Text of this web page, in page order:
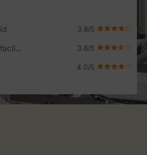
Spa- en wellnessfaciliteiten